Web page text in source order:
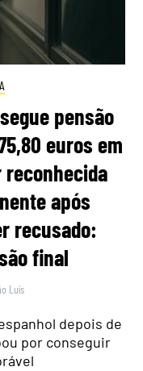
pensão
euros em
após
recusado:
final
Luís
depois de
por conseguir